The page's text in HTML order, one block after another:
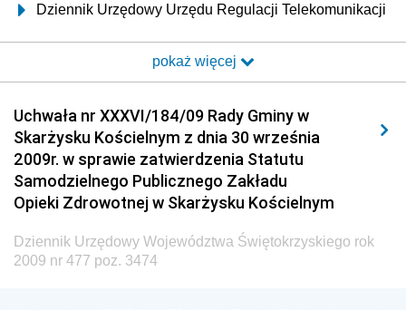
Dziennik Urzędowy Urzędu Regulacji Telekomunikacji
Dziennik Urzędowy Ministra Transportu i Budownictwa
Elektronicznej
Dziennik Urzędowy Ministra Spraw Wewnętrznych i
Administracji
Dziennik Urzędowy Ministra Transportu
Dziennik Urzędowy Ministra Budownictwa
Dziennik Urzędowy Ministra Nauki i Szkolnictwa
pokaż więcej
Uchwała nr XXXVI/184/09 Rady Gminy w
Skarżysku Kościelnym z dnia 30 września
2009r. w sprawie zatwierdzenia Statutu
Samodzielnego Publicznego Zakładu
Opieki Zdrowotnej w Skarżysku Kościelnym
Dziennik Urzędowy Województwa Świętokrzyskiego rok
2009 nr 477 poz. 3474